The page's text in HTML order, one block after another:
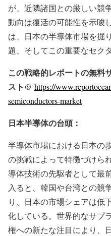
が、近隣諸国との厳しい競
動向は復活の可能性を示唆
は、日本の半導体市場を掘
題、そしてこの重要なセク
この戦略的レポートの無料
スト@ https://
semiconductors-market
日本半導体の台頭：
半導体市場における日本の
の挑戦によって特徴づけら
導体技術の先駆者として最
入ると、韓国や台湾との競
り、日本の市場シェアは低
化している。世界的なサプ
権への新たな注目により、